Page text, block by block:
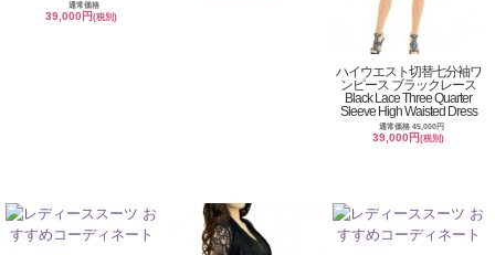
通常価格
39,000円(税別)
ハイウエスト切替七分袖ワ
ンピース ブラックレース
Black Lace Three Quarter
Sleeve High Waisted Dress
通常価格 45,000円
39,000円(税別)